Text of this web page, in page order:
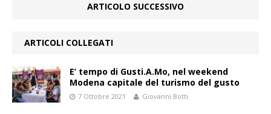
ARTICOLO SUCCESSIVO
ARTICOLI COLLEGATI
E’ tempo di Gusti.A.Mo, nel weekend
Modena capitale del turismo del gusto
7 Ottobre 2021 Giovanni Botti